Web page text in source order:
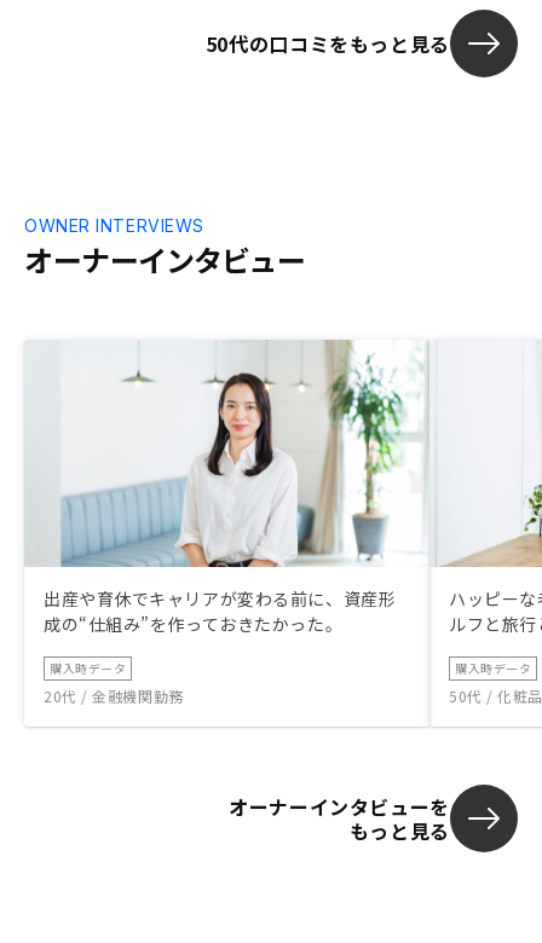
50代の口コミをもっと見る
オーナーインタビュー
OWNER INTERVIEWS
出産や育休でキャリアが変わる前に、資産形
成の“仕組み”を作っておきたかった。
購入時データ
20代 / 金融機関勤務
ハッピー
ルフと旅
購入時データ
50代 / 化粧
オーナーインタビューを
もっと見る